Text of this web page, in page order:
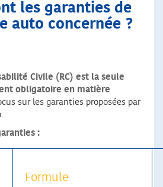
les garanties de
auto concernée ?
Civile (RC) est la seule
obligatoire en matière
sur les garanties proposées par
:
Formule